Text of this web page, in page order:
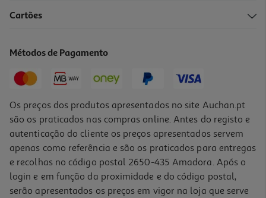
Cartões
Métodos de Pagamento
Os preços dos produtos apresentados no site Auchan.pt
são os praticados nas compras online. Antes do registo e
autenticação do cliente os preços apresentados servem
apenas como referência e são os praticados para entregas
e recolhas no código postal 2650-435 Amadora. Após o
login e em função da proximidade e do código postal,
serão apresentados os preços em vigor na loja que serve